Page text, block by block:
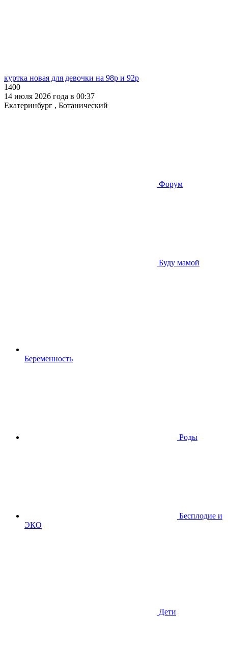
куртка новая для девочки на 98р и 92р
1400
14 июля 2026 года в 00:37
Екатеринбург , Ботанический
Форум
Буду мамой
Беременность
Роды
Бесплодие и
ЭКО
Дети